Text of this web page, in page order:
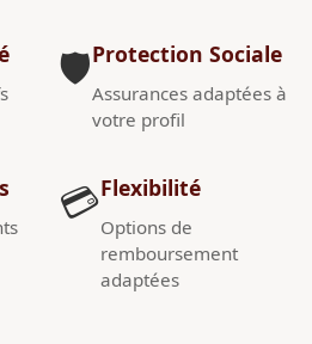
🛡️Protection Sociale
Assurances adaptées à
votre profil
💳Flexibilité
Options de
remboursement
adaptées